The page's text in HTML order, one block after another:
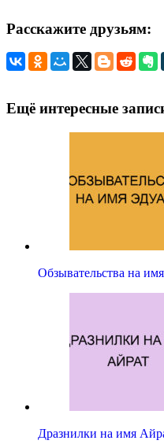
Расскажите друзьям:
Ещё интересные
Обзывательства на
Дразнилки на имя